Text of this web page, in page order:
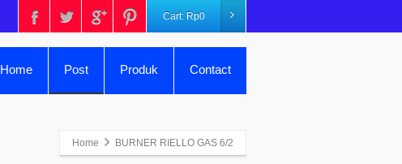
Cart: Rp0
Home Post Produk Contact
Home BURNER RIELLO GAS 6/2